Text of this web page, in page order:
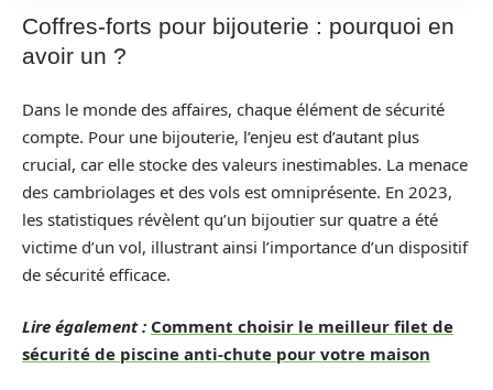
Coffres-forts pour bijouterie : pourquoi en
avoir un ?
Dans le monde des affaires, chaque élément de sécurité
compte. Pour une bijouterie, l’enjeu est d’autant plus
crucial, car elle stocke des valeurs inestimables. La menace
des cambriolages et des vols est omniprésente. En 2023,
les statistiques révèlent qu’un bijoutier sur quatre a été
victime d’un vol, illustrant ainsi l’importance d’un dispositif
de sécurité efficace.
Lire également : Comment choisir le meilleur filet de
sécurité de piscine anti-chute pour votre maison